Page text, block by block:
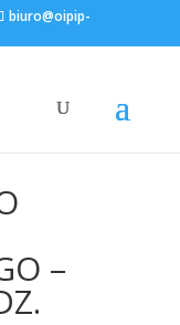
biuro@oipip-
–